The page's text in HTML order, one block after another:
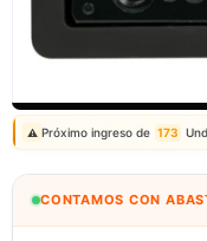
⚠️ Próximo ingreso de 173
CONTAMOS CON